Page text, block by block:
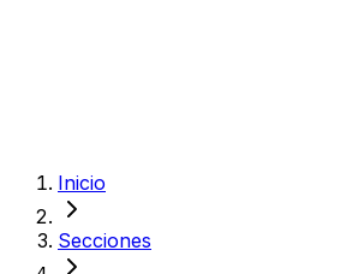
Inicio
Secciones